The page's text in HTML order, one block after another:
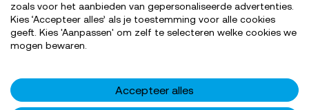
SOLLICITEER NU
zoals voor het aanbieden van gepersonaliseerde advertenties.
Kies ‘Accepteer alles’ als je toestemming voor alle cookies
geeft. Kies 'Aanpassen' om zelf te selecteren welke cookies we
mogen bewaren.
Accepteer alles